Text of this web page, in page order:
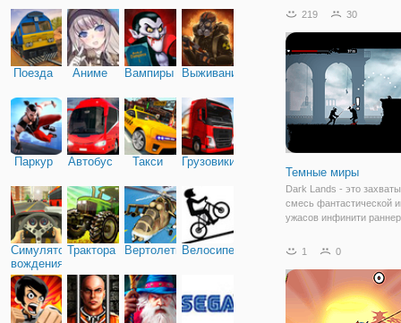
Поезда Аниме Вампиры Выживание
Паркур Автобус Такси Грузовики
Симулятор
вождения
Трактора ВертолетыВелосипед
профессионально
темным силам. Но
требует от ниндзя
подготовки. Сегодня,
219 30
Темные миры
Dark Lands - это
смесь фантастической
ужасов инфинити
одновременно. Под
бесшумный ниндзя,
возьмете в эпическое
путешествие. Мы
1 0